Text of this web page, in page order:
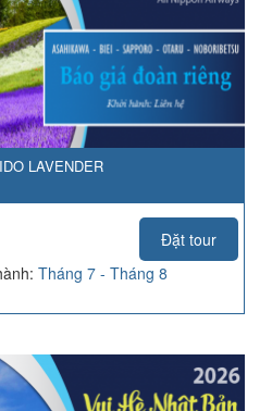
LAVENDER
Đặt tour
Tháng 7 - Tháng 8